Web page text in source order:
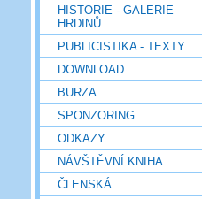
HISTORIE - GALERIE
HRDINŮ
PUBLICISTIKA - TEXTY
DOWNLOAD
BURZA
SPONZORING
ODKAZY
NÁVŠTĚVNÍ KNIHA
ČLENSKÁ